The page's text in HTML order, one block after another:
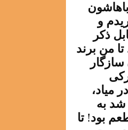
و
ذکر
من برند
میاد،
شد به
بود! تا